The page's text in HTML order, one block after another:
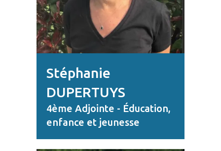
Stéphanie
DUPERTUYS
4ème Adjointe - Éducation,
enfance et jeunesse